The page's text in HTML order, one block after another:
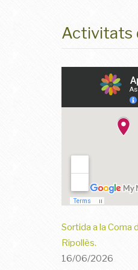
Activitats
Sortida a la Coma
Ripollès.
16/06/2026